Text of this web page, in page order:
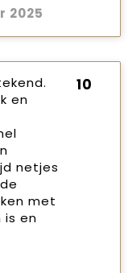
2025
en
netjes
met
is en
10